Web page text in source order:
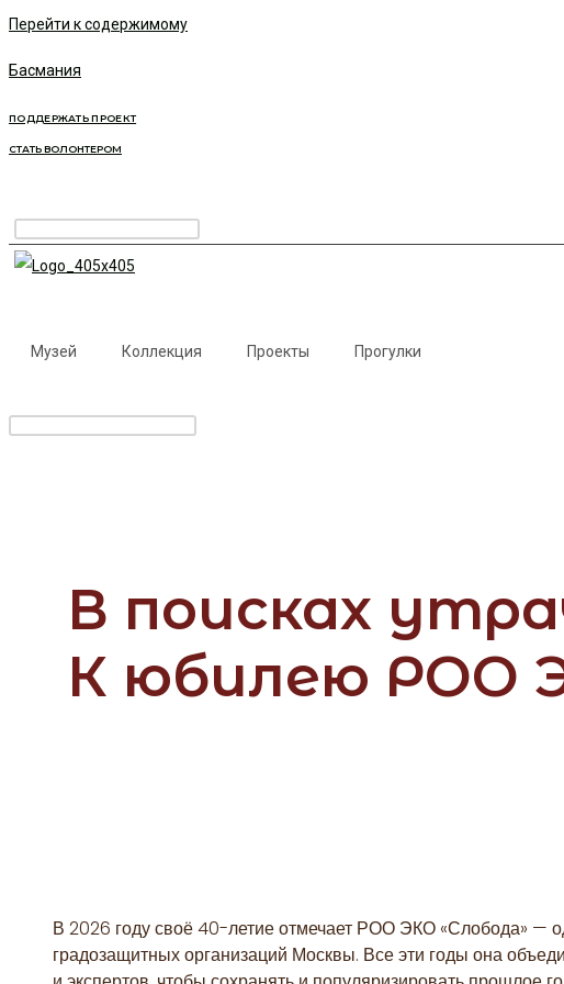
Перейти к содержимому
Басмания
ПОДДЕРЖАТЬ ПРОЕКТ
СТАТЬ ВОЛОНТЕРОМ
Музей Коллекция Проекты Прогулки
В поисках
К юбилею РОО
В 2026 году своё 40-летие отмечает РОО ЭКО «Слобода» —
градозащитных организаций Москвы. Все эти годы она